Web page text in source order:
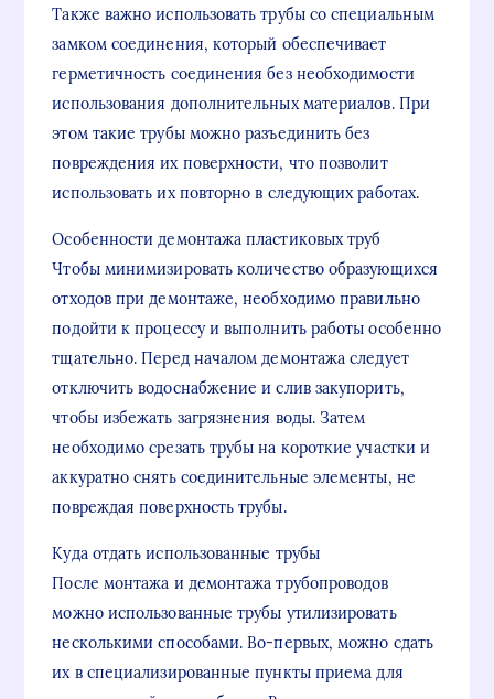
Также важно использовать трубы со специальным
замком соединения, который обеспечивает
герметичность соединения без необходимости
использования дополнительных материалов. При
этом такие трубы можно разъединить без
повреждения их поверхности, что позволит
использовать их повторно в следующих работах.
Особенности демонтажа пластиковых труб
Чтобы минимизировать количество образующихся
отходов при демонтаже, необходимо правильно
подойти к процессу и выполнить работы особенно
тщательно. Перед началом демонтажа следует
отключить водоснабжение и слив закупорить,
чтобы избежать загрязнения воды. Затем
необходимо срезать трубы на короткие участки и
аккуратно снять соединительные элементы, не
повреждая поверхность трубы.
Куда отдать использованные трубы
После монтажа и демонтажа трубопроводов
можно использованные трубы утилизировать
несколькими способами. Во-первых, можно сдать
их в специализированные пункты приема для